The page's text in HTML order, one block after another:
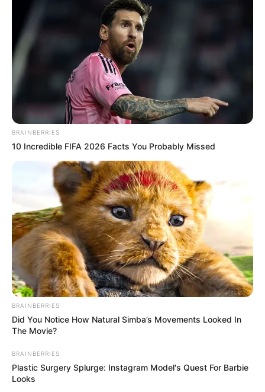
BRAINBERRIES
10 Incredible FIFA 2026 Facts You Probably Missed
BRAINBERRIES
Did You Notice How Natural Simba’s Movements Looked In
The Movie?
BRAINBERRIES
Plastic Surgery Splurge: Instagram Model's Quest For Barbie
Looks